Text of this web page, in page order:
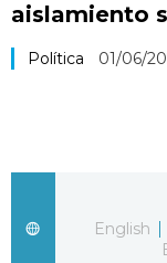
Política
aislamiento
Política 01/06/
English